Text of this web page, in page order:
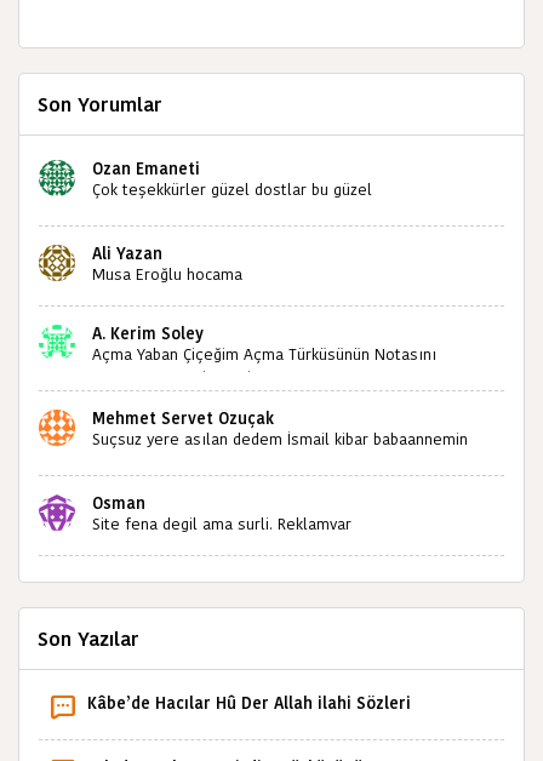
Son Yorumlar
Ozan Emaneti
Çok teşekkürler güzel dostlar bu güzel
sizlerin sayesinde türkülerimiz ölmeyecektir tekrar
teşekkürler saygılarımla
Ali Yazan
Musa Eroğlu hocama
A. Kerim Soley
Açma Yaban Çiçeğim Açma Türküsünün Notasını
Bulabilir miyiz ?İlginiz İçin Şimdiden Teşekkürler.
Mehmet Servet Özuçak
Suçsuz yere asılan dedem İsmail kibar babaannemin
Osman
Site fena degil ama surli. Reklamvar
Son Yazılar
Kâbe’de Hacılar Hû Der Allah ilahi Sözleri